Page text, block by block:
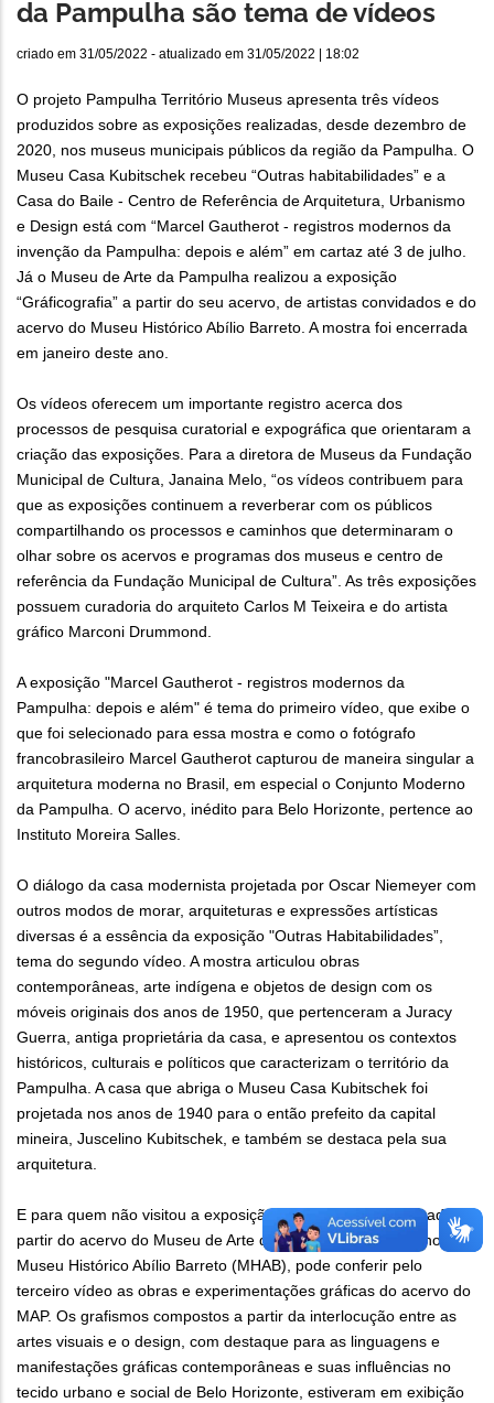
da Pampulha são tema de vídeos
criado em 31/05/2022 - atualizado em 31/05/2022 | 18:02
O projeto Pampulha Território Museus apresenta três vídeos
produzidos sobre as exposições realizadas, desde dezembro de
2020, nos museus municipais públicos da região da Pampulha. O
Museu Casa Kubitschek recebeu “Outras habitabilidades” e a
Casa do Baile - Centro de Referência de Arquitetura, Urbanismo
e Design está com “Marcel Gautherot - registros modernos da
invenção da Pampulha: depois e além” em cartaz até 3 de julho.
Já o Museu de Arte da Pampulha realizou a exposição
“Gráficografia” a partir do seu acervo, de artistas convidados e do
acervo do Museu Histórico Abílio Barreto. A mostra foi encerrada
em janeiro deste ano.
Os vídeos oferecem um importante registro acerca dos
processos de pesquisa curatorial e expográfica que orientaram a
criação das exposições. Para a diretora de Museus da Fundação
Municipal de Cultura, Janaina Melo, “os vídeos contribuem para
que as exposições continuem a reverberar com os públicos
compartilhando os processos e caminhos que determinaram o
olhar sobre os acervos e programas dos museus e centro de
referência da Fundação Municipal de Cultura”. As três exposições
possuem curadoria do arquiteto Carlos M Teixeira e do artista
gráfico Marconi Drummond.
A exposição "Marcel Gautherot - registros modernos da
Pampulha: depois e além" é tema do primeiro vídeo, que exibe o
que foi selecionado para essa mostra e como o fotógrafo
francobrasileiro Marcel Gautherot capturou de maneira singular a
arquitetura moderna no Brasil, em especial o Conjunto Moderno
da Pampulha. O acervo, inédito para Belo Horizonte, pertence ao
Instituto Moreira Salles.
O diálogo da casa modernista projetada por Oscar Niemeyer com
outros modos de morar, arquiteturas e expressões artísticas
diversas é a essência da exposição "Outras Habitabilidades”,
tema do segundo vídeo. A mostra articulou obras
contemporâneas, arte indígena e objetos de design com os
móveis originais dos anos de 1950, que pertenceram a Juracy
Guerra, antiga proprietária da casa, e apresentou os contextos
históricos, culturais e políticos que caracterizam o território da
Pampulha. A casa que abriga o Museu Casa Kubitschek foi
projetada nos anos de 1940 para o então prefeito da capital
mineira, Juscelino Kubitschek, e também se destaca pela sua
arquitetura.
E para quem não visitou a exposição “Gráficografia”, realizada a
partir do acervo do Museu de Arte da Pampulha e exibida no
Museu Histórico Abílio Barreto (MHAB), pode conferir pelo
terceiro vídeo as obras e experimentações gráficas do acervo do
MAP. Os grafismos compostos a partir da interlocução entre as
artes visuais e o design, com destaque para as linguagens e
manifestações gráficas contemporâneas e suas influências no
tecido urbano e social de Belo Horizonte, estiveram em exibição